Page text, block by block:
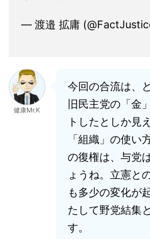
— 渡邉 拡庸
健康Mr.K
今回の合流は、
旧民主党の「金
トしたとしか見
「組織」の使い
の復権は、与党
ょうね。立憲と
も多少の変化が
たして野党結集
す。